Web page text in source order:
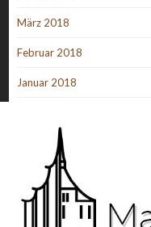
März 2018
Februar 2018
Januar 2018